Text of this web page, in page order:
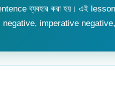
sentence ব্যবহার করা হয়। এই
imperative negative,